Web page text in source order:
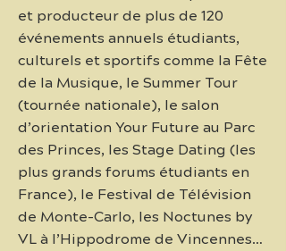
et producteur de plus de 120
événements annuels étudiants,
culturels et sportifs comme la Fête
de la Musique, le Summer Tour
(tournée nationale), le salon
d’orientation Your Future au Parc
des Princes, les Stage Dating (les
plus grands forums étudiants en
France), le Festival de Télévision
de Monte-Carlo, les Noctunes by
VL à l’Hippodrome de Vincennes…